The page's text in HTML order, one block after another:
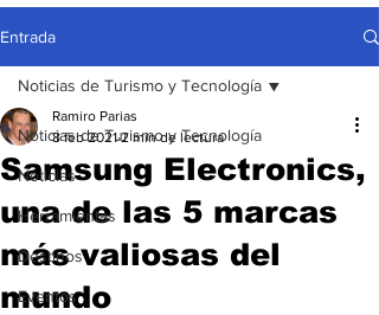
Entrada
Noticias de Turismo y Tecnología
Noticias
Herramientas
Destinos
Eventos
Noticias de Turismo y Tecnología
Samsung Electronics,
una de las 5 marcas
más valiosas del
mundo
Ramiro Parias
8 feb 2021 2 min de lectura